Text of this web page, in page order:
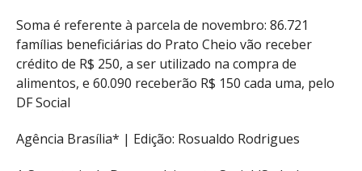
Soma é referente à parcela de novembro: 86.721
famílias beneficiárias do Prato Cheio vão receber
crédito de R$ 250, a ser utilizado na compra de
alimentos, e 60.090 receberão R$ 150 cada uma, pelo
DF Social
Agência Brasília* | Edição: Rosualdo Rodrigues